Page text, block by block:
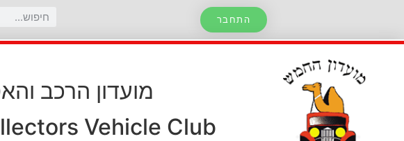
התחבר
מועדון הרכב
Vehicle Club